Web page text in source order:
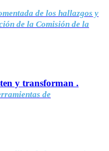
de los hallazgos y
de la Comisión de la
y transforman .
de